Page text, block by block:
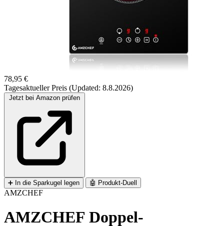
78,95 €
Tagesaktueller Preis (Updated: 8.8.2026)
➕ In die Sparkugel legen 🤖 Produkt-Duell
AMZCHEF
AMZCHEF Doppel-